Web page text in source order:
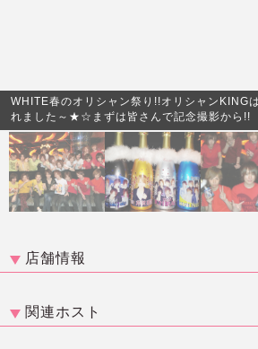
WHITE春のオリシャン祭り!!オリシャンKING
れました～★☆まずは皆さんで記念撮影から!!
店舗情報
関連ホスト